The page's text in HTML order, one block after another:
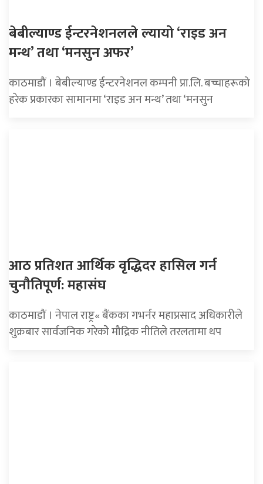
बेबील्याण्ड ईन्टरनेशनलले ल्यायो ‘राइड अन
मन्थ’ तथा ‘मनसुन अफर’
काठमाडौं । बेबील्याण्ड ईन्टरनेशनल कम्पनी प्रा.लि. बच्चाहरूको
हरेक प्रकारका सामानमा ‘राइड अन मन्थ’ तथा ‘मनसुन
आठ प्रतिशत आर्थिक वृद्धिदर हासिल गर्न
चुनौतिपूर्ण: महासंघ
काठमाडौं । नेपाल राष्ट्र« बैंकका गभर्नर महाप्रसाद अधिकारीले
शुक्रबार सार्वजनिक गरेकोे मौद्रिक नीतिले तरलतामा थप